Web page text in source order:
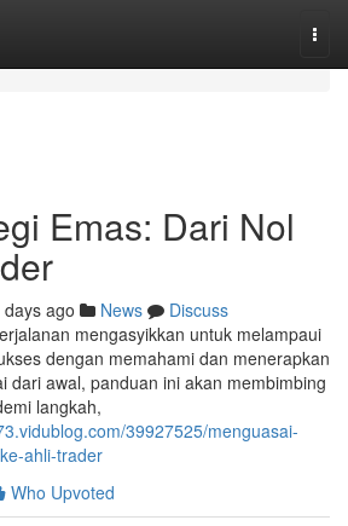
Emas: Dari Nol
days ago News
Discuss
mengasyikkan untuk melampaui
dengan memahami dan menerapkan
dari awal, panduan ini akan membimbing
langkah,
39927525/menguasai-
ahli-trader
Who Upvoted